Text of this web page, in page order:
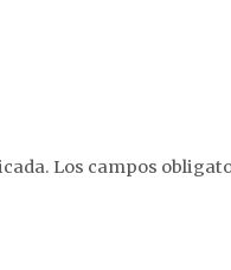
Los campos